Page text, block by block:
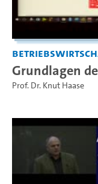
Grundlagen
Prof. Dr. Knut Haase